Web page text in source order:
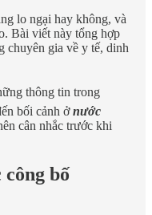
lo ngại hay không, và
Bài viết này tổng hợp
chuyên gia về y tế, dinh
thông tin trong
bối cảnh ởnước
cân nhắc trước khi
bố